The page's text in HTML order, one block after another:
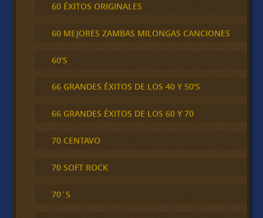
60 ÉXITOS ORIGINALES
60 MEJORES ZAMBAS MILONGAS CANCIONES
60'S
66 GRANDES ÉXITOS DE LOS 40 Y 50'S
66 GRANDES ÉXITOS DE LOS 60 Y 70
70 CENTAVO
70 SOFT ROCK
70´S